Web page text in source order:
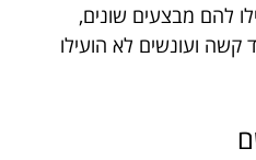
להם מבצעים שונים,
קשה ועונשים לא הועילו